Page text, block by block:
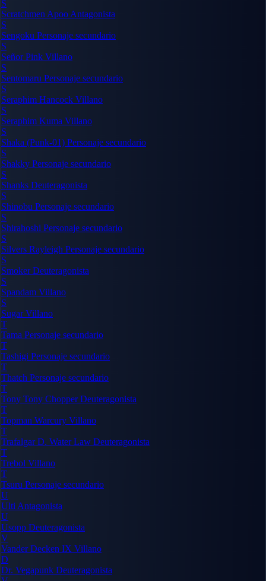
S
Scratchmen Apoo Antagonista
S
Sengoku Personaje secundario
S
Señor Pink Villano
S
Sentomaru Personaje secundario
S
Seraphim Hancock Villano
S
Seraphim Kuma Villano
S
Shaka (Punk-01) Personaje secundario
S
Shakky Personaje secundario
S
Shanks Deuteragonista
S
Shinobu Personaje secundario
S
Shirahoshi Personaje secundario
S
Silvers Rayleigh Personaje secundario
S
SmokerDeuteragonista
S
Spandam Villano
S
SugarVillano
T
Tama Personaje secundario
T
Tashigi Personaje secundario
T
Thatch Personaje secundario
T
Tony Tony ChopperDeuteragonista
T
Topman Warcury Villano
T
Trafalgar D. Water Law Deuteragonista
T
Trebol Villano
T
Tsuru Personaje secundario
U
Ulti Antagonista
U
Usopp Deuteragonista
V
Vander Decken IX Villano
D
Dr. Vegapunk Deuteragonista